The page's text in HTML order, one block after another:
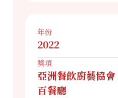
年份
2022
獎項
亞洲餐飲廚藝協
百餐廳